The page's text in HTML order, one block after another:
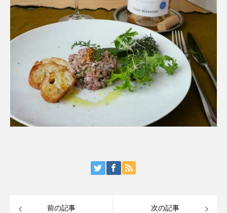
前の記事 次の記事